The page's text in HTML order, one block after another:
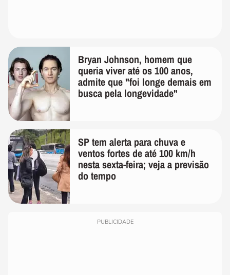
Bryan Johnson, homem que
queria viver até os 100 anos,
admite que "foi longe demais em
busca pela longevidade"
SP tem alerta para chuva e
ventos fortes de até 100 km/h
nesta sexta-feira; veja a previsão
do tempo
PUBLICIDADE